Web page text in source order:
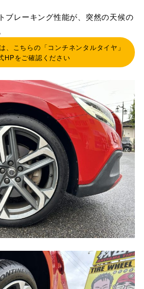
レーキング性能が、突然の天候の
、こちらの「コンチネンタルタイヤ」
HPをご確認ください